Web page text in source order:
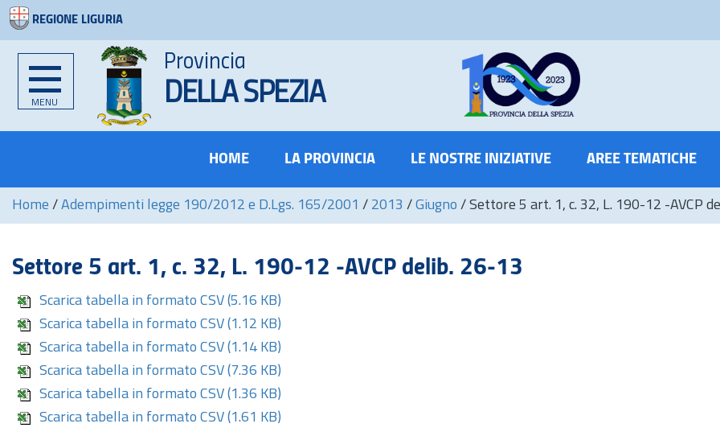
REGIONE LIGURIA
MENU
Provincia
DELLA SPEZIA
HOME LA PROVINCIA LE NOSTRE INIZIATIVE AREE TEMATICHE
Home / Adempimenti legge 190/2012 e D.Lgs. 165/2001 / 2013 / Giugno / Settore 5 art. 1, c. 32, L. 190-12 -AVCP
Settore 5 art. 1, c. 32, L. 190-12 -AVCP delib. 26-13
Scarica tabella in formato CSV (5.16 KB)
Scarica tabella in formato CSV (1.12 KB)
Scarica tabella in formato CSV (1.14 KB)
Scarica tabella in formato CSV (7.36 KB)
Scarica tabella in formato CSV (1.36 KB)
Scarica tabella in formato CSV (1.61 KB)